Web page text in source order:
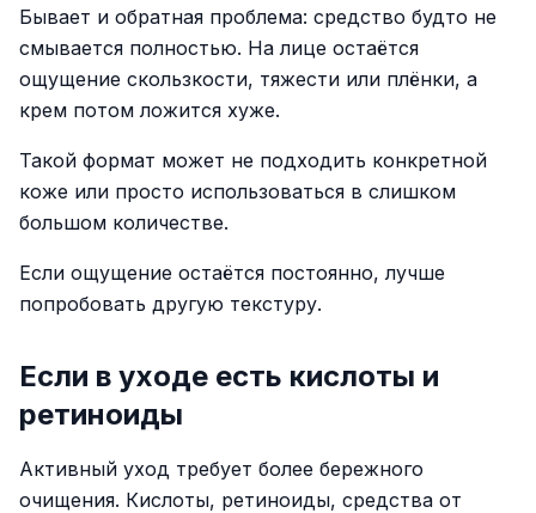
Бывает и обратная проблема: средство будто не
смывается полностью. На лице остаётся
ощущение скользкости, тяжести или плёнки, а
крем потом ложится хуже.
Такой формат может не подходить конкретной
коже или просто использоваться в слишком
большом количестве.
Если ощущение остаётся постоянно, лучше
попробовать другую текстуру.
Если в уходе есть кислоты и
ретиноиды
Активный уход требует более бережного
очищения. Кислоты, ретиноиды, средства от